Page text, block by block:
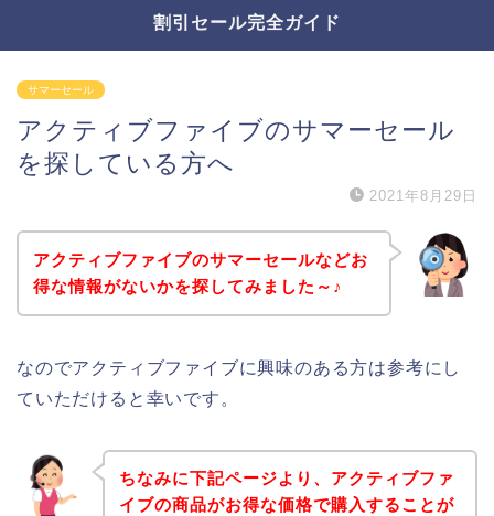
割引セール完全ガイド
サマーセール
アクティブファイブのサマーセール
を探している方へ
2021年8月29日
アクティブファイブのサマーセールなどお
得な情報がないかを探してみました～♪
なのでアクティブファイブに興味のある方は参考にし
ていただけると幸いです。
ちなみに下記ページより、アクティブファ
イブの商品がお得な価格で購入することが